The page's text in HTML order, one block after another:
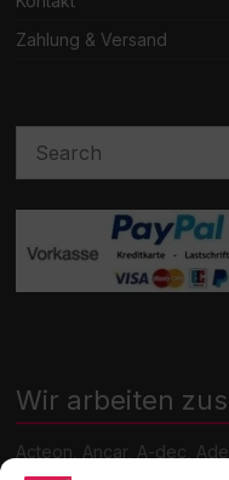
Zahlung & Versand
Wir arbeiten
Acteon, Ancar, A-dec,
Cattani, Chirana, DCI,